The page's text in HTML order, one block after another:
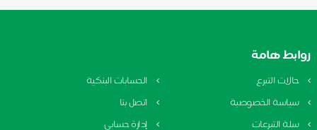
روابط هامة
حالات التبرع
الحسابات البنكية
سياسة الخصوصية
اتصل بنا
سلة التبرعات
إدارة حسابي